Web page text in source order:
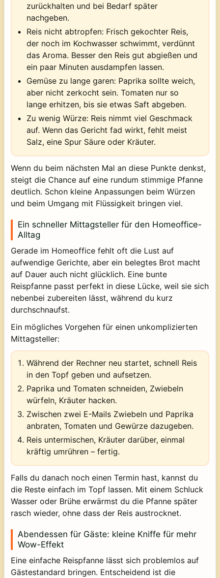
zurückhalten und bei Bedarf später
nachgeben.
Reis nicht abtropfen: Frisch gekochter Reis,
der noch im Kochwasser schwimmt, verdünnt
das Aroma. Besser den Reis gut abgießen und
ein paar Minuten ausdampfen lassen.
Gemüse zu lange garen: Paprika sollte weich,
aber nicht zerkocht sein. Tomaten nur so
lange erhitzen, bis sie etwas Saft abgeben.
Zu wenig Würze: Reis nimmt viel Geschmack
auf. Wenn das Gericht fad wirkt, fehlt meist
Salz, eine Spur Säure oder Kräuter.
Wenn du beim nächsten Mal an diese Punkte denkst,
steigt die Chance auf eine rundum stimmige Pfanne
deutlich. Schon kleine Anpassungen beim Würzen
und beim Umgang mit Flüssigkeit bringen viel.
Ein schneller Mittagsteller für den Homeoffice-
Alltag
Gerade im Homeoffice fehlt oft die Lust auf
aufwendige Gerichte, aber ein belegtes Brot macht
auf Dauer auch nicht glücklich. Eine bunte
Reispfanne passt perfekt in diese Lücke, weil sie sich
nebenbei zubereiten lässt, während du kurz
durchschnaufst.
Ein mögliches Vorgehen für einen unkomplizierten
Mittagsteller:
Während der Rechner neu startet, schnell Reis
in den Topf geben und aufsetzen.
Paprika und Tomaten schneiden, Zwiebeln
würfeln, Kräuter hacken.
Zwischen zwei E-Mails Zwiebeln und Paprika
anbraten, Tomaten und Gewürze dazugeben.
Reis untermischen, Kräuter darüber, einmal
kräftig umrühren – fertig.
Falls du danach noch einen Termin hast, kannst du
die Reste einfach im Topf lassen. Mit einem Schluck
Wasser oder Brühe erwärmst du die Pfanne später
rasch wieder, ohne dass der Reis austrocknet.
Abendessen für Gäste: kleine Kniffe für mehr
Wow-Effekt
Eine einfache Reispfanne lässt sich problemlos auf
Gästestandard bringen. Entscheidend ist die